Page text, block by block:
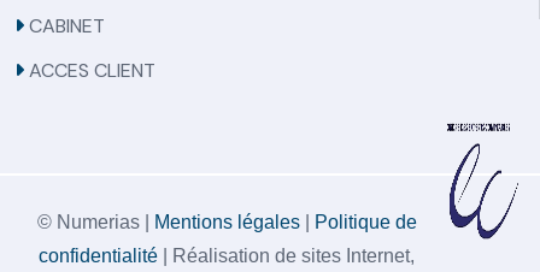
CABINET
ACCES CLIENT
© Numerias | Mentions légales|
Politique de
confidentialité | Réalisation de sites Internet,